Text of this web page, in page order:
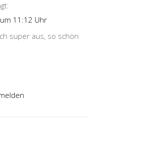
11:12 Uhr
super aus, so schön